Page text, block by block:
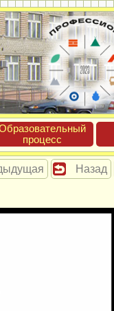
про­цесс
Назад